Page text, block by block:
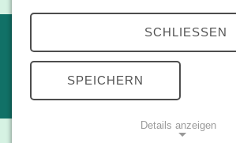
Themen
kleine reihe
Open Access
SCHLIESSEN
SPEICHERN
Details anzeigen